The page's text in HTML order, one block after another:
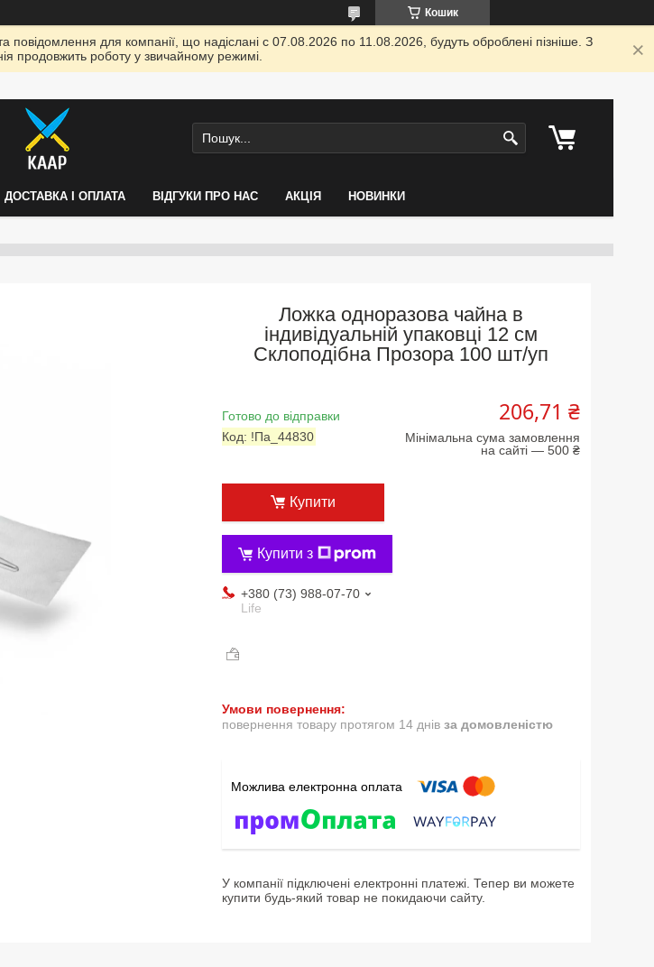
Кошик
повідомлення для компанії, що надіслані с 07.08.2026 по 11.08.2026, будуть оброблені пізніше. З
продовжить роботу у звичайному режимі.
ДОСТАВКА І ОПЛАТА ВІДГУКИ ПРО НАС АКЦІЯ НОВИНКИ
Ложка одноразова чайна в
індивідуальній упаковці 12 см
Склоподібна Прозора 100 шт/уп
Готово до відправки
Код: !Па_44830
206,71 ₴
Мінімальна сума замовлення
на сайті — 500 ₴
Купити
Купити з
+380 (73) 988-07-70
Life
повернення товару протягом 14 днів за домовленістю
У компанії підключені електронні платежі. Тепер ви можете
купити будь-який товар не покидаючи сайту.